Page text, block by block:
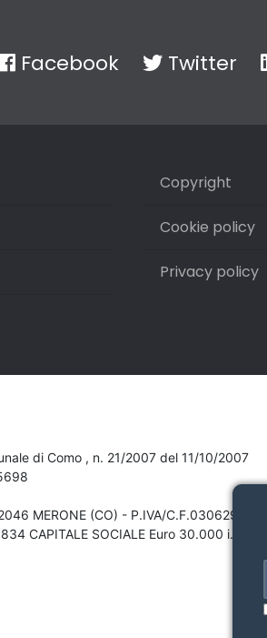
Facebook Twitter
Copyright
Cookie policy
Privacy policy
di Como , n. 21/2007 del 11/10/2007
MERONE (CO) - P.IVA/C.F.03062910132
CAPITALE SOCIALE Euro 30.000 i.v.